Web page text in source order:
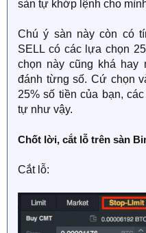
sàn tự khớp lệnh cho
Chú ý sàn này còn có
SELL có các lựa chọn
chọn này cũng khá hay
đánh từng số. Cứ chọn
25% số tiền của bạn,
tự như vậy.
Chốt lời, cắt lỗ trên sàn
Cắt lỗ: